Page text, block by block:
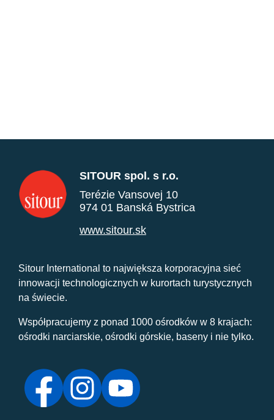
SITOUR spol. s r.o.
Terézie Vansovej 10
974 01 Banská Bystrica
www.sitour.sk
Sitour International to największa korporacyjna sieć
innowacji technologicznych w kurortach turystycznych
na świecie.
Współpracujemy z ponad 1000 ośrodków w 8 krajach:
ośrodki narciarskie, ośrodki górskie, baseny i nie tylko.